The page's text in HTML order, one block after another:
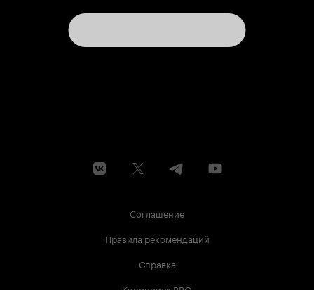
Соглашение
Правила рекомендаций
Справка